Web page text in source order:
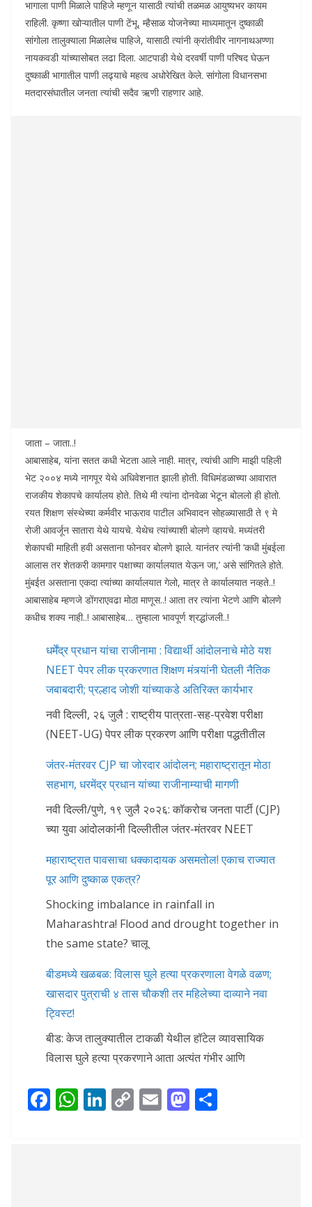
भागाला पाणी मिळाले पाहिजे म्हणून यासाठी त्यांची तळमळ आयुष्यभर कायम
राहिली. कृष्णा खोऱ्यातील पाणी टेंभू, म्हैसाळ योजनेच्या माध्यमातून दुष्काळी
सांगोला तालुक्याला मिळालेच पाहिजे, यासाठी त्यांनी क्रांतीवीर नागनाथअण्णा
नायकवडी यांच्यासोबत लढा दिला. आटपाडी येथे दरवर्षी पाणी परिषद घेऊन
दुष्काळी भागातील पाणी लढ्याचे महत्व अधोरेखित केले. सांगोला विधानसभा
मतदारसंघातील जनता त्यांची सदैव ऋणी राहणार आहे.
जाता – जाता..!
आबासाहेब, यांना सतत कधी भेटता आले नाही. मात्र, त्यांची आणि माझी पहिली
भेट २००४ मध्ये नागपूर येथे अधिवेशनात झाली होती. विधिमंडळाच्या आवारात
राजकीय शेकापचे कार्यालय होते. तिथे मी त्यांना दोनवेळा भेटून बोललो ही होतो.
रयत शिक्षण संस्थेच्या कर्मवीर भाऊराव पाटील अभिवादन सोहळ्यासाठी ते ९ मे
रोजी आवर्जून सातारा येथे यायचे. येथेच त्यांच्याशी बोलणे व्हायचे. मध्यंतरी
शेकापची माहिती हवी असताना फोनवर बोलणे झाले. यानंतर त्यांनी ‘कधी मुंबईला
आलास तर शेतकरी कामगार पक्षाच्या कार्यालयात येऊन जा,’ असे सांगितले होते.
मुंबईत असताना एकदा त्यांच्या कार्यालयात गेलो, मात्र ते कार्यालयात नव्हते..!
आबासाहेब म्हणजे डोंगराएवढा मोठा माणूस..! आता तर त्यांना भेटणे आणि बोलणे
कधीच शक्य नाही..! आबासाहेब… तुम्हाला भावपूर्ण श्रद्धांजली..!
धर्मेंद्र प्रधान यांचा राजीनामा : विद्यार्थी आंदोलनाचे मोठे यश
NEET पेपर लीक प्रकरणात शिक्षण मंत्र्यांनी घेतली नैतिक
जबाबदारी; प्रल्हाद जोशी यांच्याकडे अतिरिक्त कार्यभार
नवी दिल्ली, २६ जुलै : राष्ट्रीय पात्रता-सह-प्रवेश परीक्षा
(NEET-UG) पेपर लीक प्रकरण आणि परीक्षा पद्धतीतील
जंतर-मंतरवर CJP चा जोरदार आंदोलन; महाराष्ट्रातून मोठा
सहभाग, धरमेंद्र प्रधान यांच्या राजीनाम्याची मागणी
नवी दिल्ली/पुणे, १९ जुलै २०२६: कॉकरोच जनता पार्टी (CJP)
च्या युवा आंदोलकांनी दिल्लीतील जंतर-मंतरवर NEET
महाराष्ट्रात पावसाचा धक्कादायक असमतोल! एकाच राज्यात
पूर आणि दुष्काळ एकत्र?
Shocking imbalance in rainfall in
Maharashtra! Flood and drought together in
the same state? चालू
बीडमध्ये खळबळ: विलास घुले हत्या प्रकरणाला वेगळे वळण;
खासदार पुत्राची ४ तास चौकशी तर महिलेच्या दाव्याने नवा
ट्विस्ट!
बीड: केज तालुक्यातील टाकळी येथील हॉटेल व्यावसायिक
विलास घुले हत्या प्रकरणाने आता अत्यंत गंभीर आणि
F W Li C E M